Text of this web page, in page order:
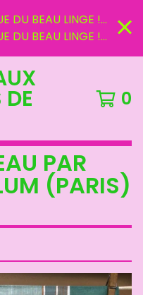
DU BEAU LINGE !...
DU BEAU LINGE !...
0
PAR
(PARIS)